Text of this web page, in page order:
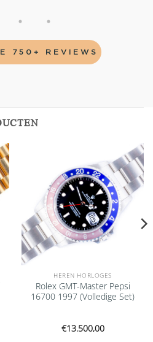
750+ REVIEWS
Add to
wishlist
HEREN HORLOGES
Rolex GMT-Master Pepsi
16700 1997 (Volledige Set)
€13.500,00